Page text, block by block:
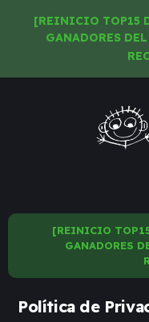
[REINICIO TOP15
GANADORES
[REINICIO
GANADORES
Política de